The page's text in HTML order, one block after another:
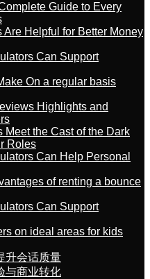
Guide to Every
Helpful for Better Money
Can Support
On a regular basis
Highlights and
Meet the Cast of the Dark
Roles
Can Help Personal
of renting a bounce
Can Support
on ideal areas for kids
升会话质量
与商业转化